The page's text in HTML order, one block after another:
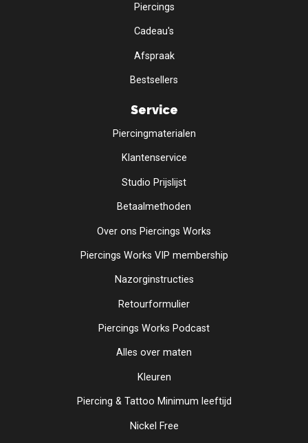
Piercings
Cadeau's
Afspraak
Bestsellers
Service
Piercingmaterialen
Klantenservice
Studio Prijslijst
Betaalmethoden
Over ons Piercings Works
Piercings Works VIP membership
Nazorginstructies
Retourformulier
Piercings Works Podcast
Alles over maten
Kleuren
Piercing & Tattoo Minimum leeftijd
Nickel Free